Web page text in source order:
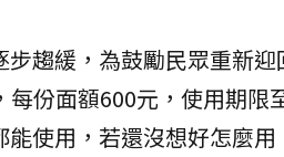
步趨緩，為鼓勵民眾重新
每份面額600元，使用期
能使用，若還沒想好怎麼